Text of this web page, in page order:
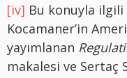
[iv] Bu konuyla
Kocamaner’in
yayımlanan
makalesi ve Sertaç